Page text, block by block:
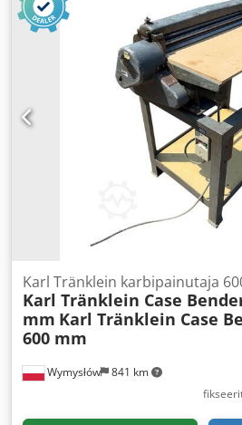
Wymysłów 841 km
Karl Tränklein karbipainutaja
Karl Tränklein Case
mm Karl Tränklein Case
600 mm